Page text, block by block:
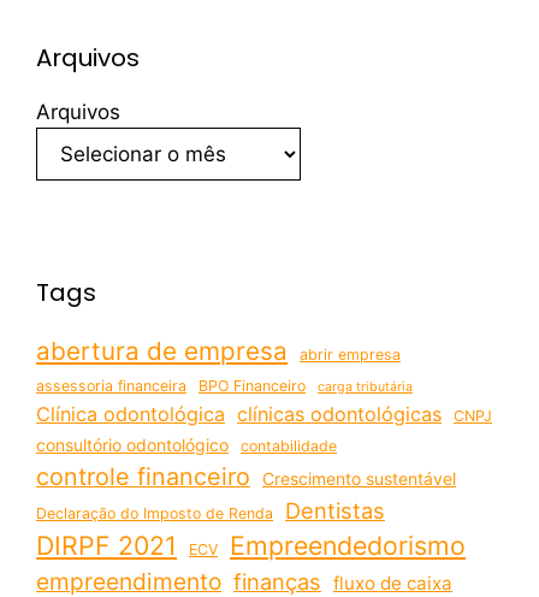
Arquivos
Arquivos
Tags
abertura de empresa
abrir empresa
assessoria financeira
BPO Financeiro carga tributária
Clínica odontológica clínicas odontológicas CNPJ
consultório odontológico contabilidade
controle financeiro Crescimento sustentável
Declaração do Imposto de Renda Dentistas
DIRPF 2021 ECV Empreendedorismo
empreendimento finanças fluxo de caixa